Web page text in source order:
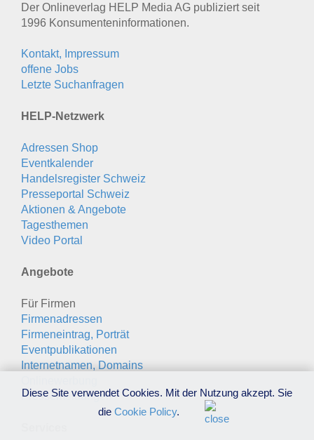
Der Onlineverlag HELP Media AG publiziert seit
1996 Konsumenten­informationen.
Kontakt, Impressum
offene Jobs
Letzte Suchanfragen
HELP-Netzwerk
Adressen Shop
Eventkalender
Handelsregister Schweiz
Presseportal Schweiz
Aktionen & Angebote
Tagesthemen
Video Portal
Angebote
Für Firmen
Firmenadressen
Firmeneintrag, Porträt
Eventpublikationen
Internetnamen, Domains
Pressemeldungen
Diese Site verwendet Cookies. Mit der Nutzung akzept. Sie
die Cookie Policy.